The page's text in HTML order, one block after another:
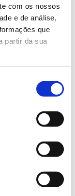
com os nossos
e de análise,
que
partir da sua
quentes e
e aromas